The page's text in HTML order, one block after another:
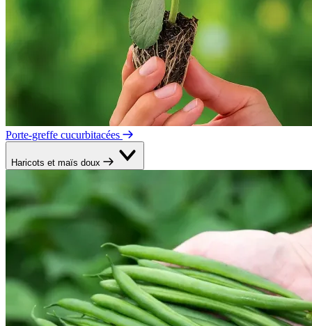
Porte-greffe cucurbitacées
Haricots et maïs doux